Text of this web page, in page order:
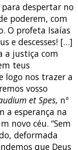
despertar no
poderem, com
O profeta Isaías
e descesses! […]
a justiça com
teus
logo nos trazer a
vosso
et Spes, nº
a esperança na
novo céu. “Sem
deformada
que Deus